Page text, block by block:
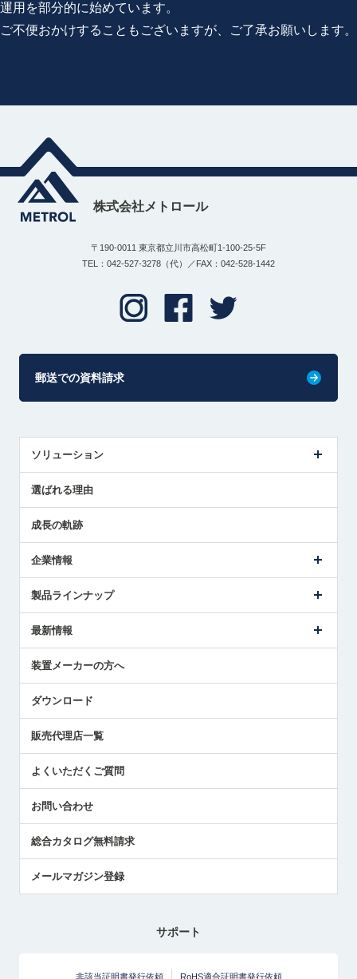
運用を部分的に始めています。
ご不便おかけすることもございますが、ご了承お願いします。
株式会社メトロール
〒190-0011 東京都立川市高松町1-100-25-5F
TEL：042-527-3278（代）／FAX：042-528-1442
郵送での資料請求
ソリューション
解決策提案
選ばれる理由
成長の軌跡
企業情報
ごあいさつ
受賞履歴
採用情報
国/地域/言語
製品ラインナップ
ツールセッタ製品
エアマイクロセンサ製品
最新情報
メトロールの技術
社員ブログ
中小企業のBCP地震対策
センサのテクニカルガイド
社長ブログ
装置メーカーの方へ
ダウンロード
販売代理店一覧
よくいただくご質問
お問い合わせ
総合カタログ無料請求
メールマガジン登録
サポート
非該当証明書発行依頼 RoHS適合証明書発行依頼